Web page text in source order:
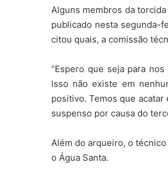
Alguns membros da
publicado nesta segunda-
citou quais, a comissão
“Espero que seja para
Isso não existe em
positivo. Temos que
suspenso por causa do
Além do arqueiro, o
o Água Santa.